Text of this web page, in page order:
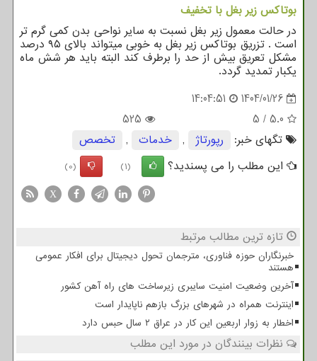
بوتاکس زیر بغل با تخفیف
در حالت معمول زیر بغل نسبت به سایر نواحی بدن کمی گرم تر
است . تزریق بوتاکس زیر بغل به خوبی میتواند بالای ۹۵ درصد
مشکل تعریق بیش از حد را برطرف کند البته باید هر شش ماه
یکبار تمدید گردد.
1404/01/26
14:04:51
5.0
/
5
525
تگهای خبر:
رپورتاژ , خدمات ,
تخصص
این مطلب را می پسندید؟
(1)
(0)
X
تازه ترین مطالب مرتبط
خبرنگاران حوزه فناوری، مترجمان تحول دیجیتال برای افکار عمومی
هستند
آخرین وضعیت امنیت سایبری زیرساخت های راه آهن کشور
اینترنت همراه در شهرهای بزرگ بازهم ناپایدار است
اخطار به زوار اربعین این کار در عراق ۲ سال حبس دارد
نظرات بینندگان در مورد این مطلب